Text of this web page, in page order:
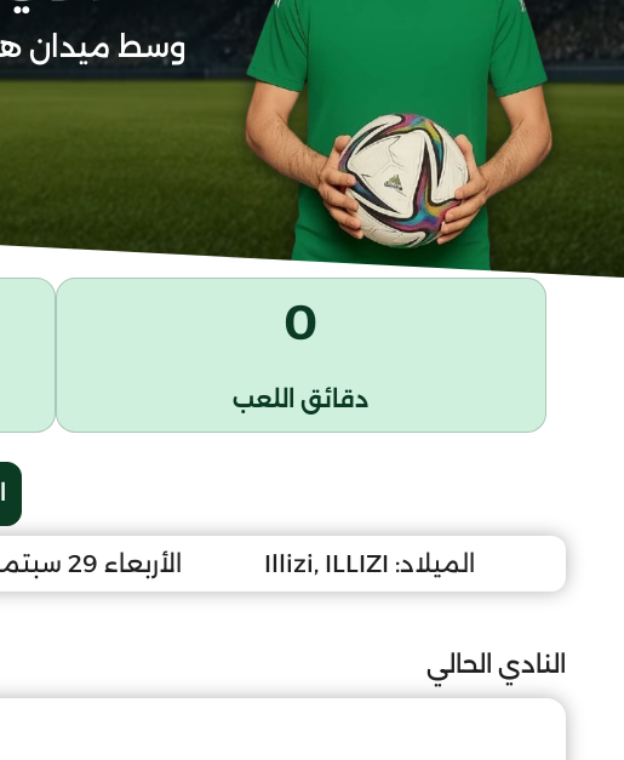
وسط ميدان
0
دقائق اللعب
الميلاد: Illizi, ILLIZI الأربعاء 29 سبتمبر 1999
النادي الحالي